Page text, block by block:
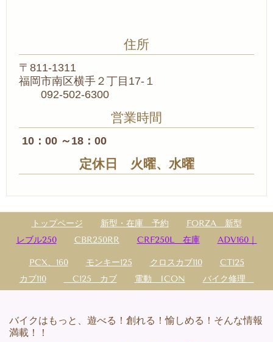
住所
〒811-1311
福岡市南区横手２丁目17-１
092-502-6300
営業時間
10：00 ～18：00
定休日 火曜、水曜
トップページ 新型・在庫 予約
FORZA 新型
レブル250
CBR250RR CRF250L 在庫 ADV160｜
PCX、160 モンキー125 クロスカブ110
CT125
カブ110
C125 カブ 電動 ICON バイク修理
バイクはもっと、遊べる！創れる！愉しめる！そんな情報
満載！！